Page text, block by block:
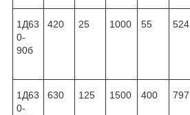
1Д63
0-
90б
420 25 1000 55 524
1Д63
0-
630 125 1500 400 797